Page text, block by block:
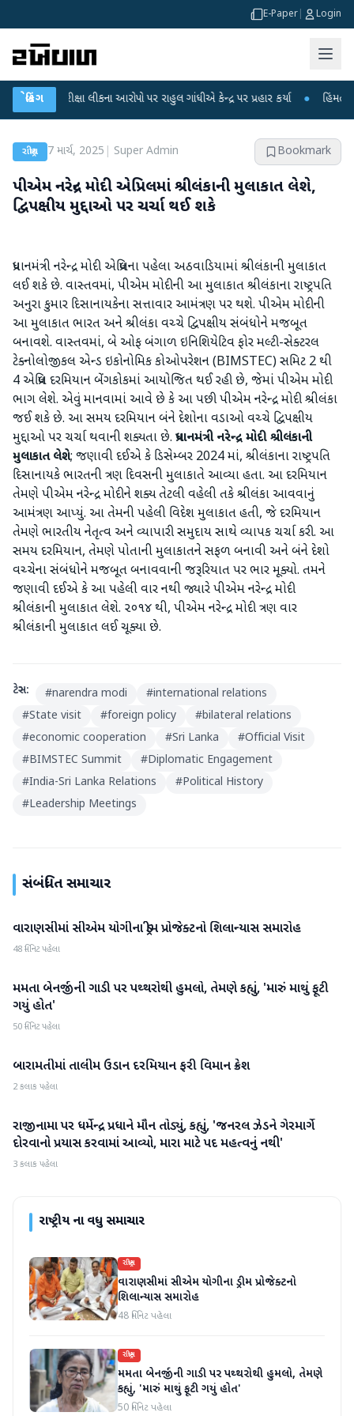
E-Paper Login
બ્રેકિંગ
પરીક્ષા લીકના આરોપો પર રાહુલ ગાંધીએ કેન્દ્ર પર પ્રહાર કર્યા ● હિંમતનગરમાં
રાષ્ટ્રીય 7 માર્ચ, 2025 Super Admin Bookmark
પીએમ નરેન્દ્ર મોદી એપ્રિલમાં શ્રીલંકાની મુલાકાત લેશે,
દ્વિપક્ષીય મુદ્દાઓ પર ચર્ચા થઈ શકે
પ્રધાનમંત્રી નરેન્દ્ર મોદી એપ્રિલના પહેલા અઠવાડિયામાં શ્રીલંકાની મુલાકાત
લઈ શકે છે. વાસ્તવમાં, પીએમ મોદીની આ મુલાકાત શ્રીલંકાના રાષ્ટ્રપતિ
અનુરા કુમાર દિસાનાયકેના સત્તાવાર આમંત્રણ પર થશે. પીએમ મોદીની
આ મુલાકાત ભારત અને શ્રીલંકા વચ્ચે દ્વિપક્ષીય સંબંધોને મજબૂત
બનાવશે. વાસ્તવમાં, બે ઓફ બંગાળ ઇનિશિયેટિવ ફોર મલ્ટી-સેક્ટરલ
ટેક્નોલોજીકલ એન્ડ ઇકોનોમિક કોઓપરેશન (BIMSTEC) સમિટ 2 થી
4 એપ્રિલ દરમિયાન બેંગકોકમાં આયોજિત થઈ રહી છે, જેમાં પીએમ મોદી
ભાગ લેશે. એવું માનવામાં આવે છે કે આ પછી પીએમ નરેન્દ્ર મોદી શ્રીલંકા
જઈ શકે છે. આ સમય દરમિયાન બંને દેશોના વડાઓ વચ્ચે દ્વિપક્ષીય
મુદ્દાઓ પર ચર્ચા થવાની શક્યતા છે. પ્રધાનમંત્રી નરેન્દ્રમોદીશ્રીલંકાની
મુલાકાત લેશે; જણાવી દઈએ કે ડિસેમ્બર 2024 માં, શ્રીલંકાના રાષ્ટ્રપતિ
દિસાનાયકે ભારતની ત્રણ દિવસની મુલાકાતે આવ્યા હતા. આ દરમિયાન
તેમણે પીએમ નરેન્દ્ર મોદીને શક્ય તેટલી વહેલી તકે શ્રીલંકા આવવાનું
આમંત્રણ આપ્યું. આ તેમની પહેલી વિદેશ મુલાકાત હતી, જે દરમિયાન
તેમણે ભારતીય નેતૃત્વ અને વ્યાપારી સમુદાય સાથે વ્યાપક ચર્ચા કરી. આ
સમય દરમિયાન, તેમણે પોતાની મુલાકાતને સફળ બનાવી અને બંને દેશો
વચ્ચેના સંબંધોને મજબૂત બનાવવાની જરૂરિયાત પર ભાર મૂક્યો. તમને
જણાવી દઈએ કે આ પહેલી વાર નથી જ્યારે પીએમ નરેન્દ્ર મોદી
શ્રીલંકાની મુલાકાત લેશે. ૨૦૧૪ થી, પીએમ નરેન્દ્ર મોદી ત્રણ વાર
શ્રીલંકાની મુલાકાત લઈ ચૂક્યા છે.
ટેગ્સ: #narendra modi #international relations
#State visit #foreign policy #bilateral relations
#economic cooperation #Sri Lanka #Official Visit
#BIMSTEC Summit #Diplomatic Engagement
#India-Sri Lanka Relations #Political History
#Leadership Meetings
સંબંધિત સમાચાર
રાષ્ટ્રીય
વારાણસીમાં સીએમ યોગીના ડ્રીમ પ્રોજેક્ટનો શિલાન્યાસ સમારોહ
48 મિનિટ પહેલા
રાષ્ટ્રીય
મમતા બેનર્જીની ગાડી પર પથ્થરોથી હુમલો, તેમણે કહ્યું, 'મારું માથું ફૂટી
ગયું હોત'
50 મિનિટ પહેલા
રાષ્ટ્રીય
બારામતીમાં તાલીમ ઉડાન દરમિયાન ફરી વિમાન ક્રેશ
2 કલાક પહેલા
રાષ્ટ્રીય
રાજીનામા પર ધર્મેન્દ્ર પ્રધાને મૌન તોડ્યું, કહ્યું, 'જનરલ ઝેડને ગેરમાર્ગે
દોરવાનો પ્રયાસ કરવામાં આવ્યો, મારા માટે પદ મહત્વનું નથી'
3 કલાક પહેલા
રાષ્ટ્રીયના વધુ સમાચાર
રાષ્ટ્રીય
વારાણસીમાં સીએમ યોગીના ડ્રીમ પ્રોજેક્ટનો
શિલાન્યાસ સમારોહ
48 મિનિટ પહેલા
રાષ્ટ્રીય
મમતા બેનર્જીની ગાડી પર પથ્થરોથી હુમલો, તેમણે
કહ્યું, 'મારું માથું ફૂટી ગયું હોત'
50 મિનિટ પહેલા